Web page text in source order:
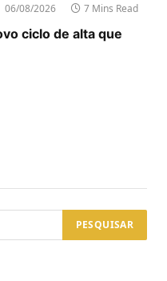
06/08/2026 7 Mins Read
ciclo de alta que